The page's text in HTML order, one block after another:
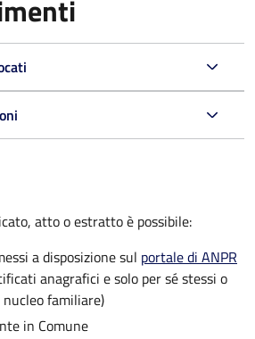
atto o estratto è possibile:
a disposizione sul portale di ANPR
anagrafici e solo per sé stessi o
familiare)
in Comune